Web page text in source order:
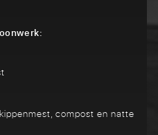
compost en natte